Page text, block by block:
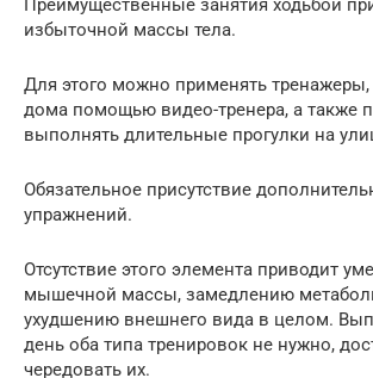
избыточной массы тела.
Для этого можно применять тренажеры,
дома помощью видео-тренера, а также
выполнять длительные прогулки на
Обязательное присутствие
упражнений.
Отсутствие этого элемента приводит
мышечной массы, замедлению
ухудшению внешнего вида в целом.
день оба типа тренировок не нужно,
чередовать их.